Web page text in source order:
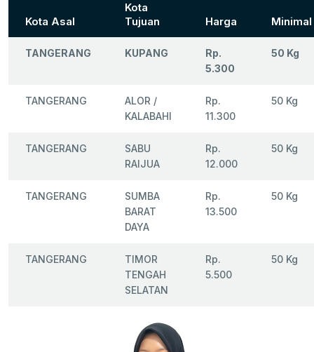
Kota Asal
Kota
Tujuan
Harga Minimal
TANGERANG KUPANG
Rp.
5.300
50 Kg
TANGERANG
ALOR /
KALABAHI
Rp.
11.300
50 Kg
TANGERANG
SABU
RAIJUA
Rp.
12.000
50 Kg
TANGERANG
SUMBA
BARAT
DAYA
Rp.
13.500
50 Kg
TANGERANG
TIMOR
TENGAH
SELATAN
Rp.
5.500
50 Kg